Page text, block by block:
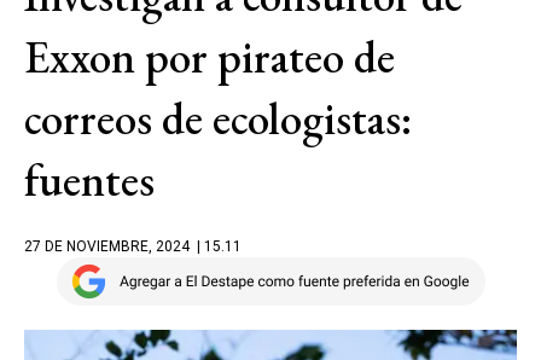
Exxon por pirateo de
correos de ecologistas:
fuentes
27 DE NOVIEMBRE, 2024 | 15.11